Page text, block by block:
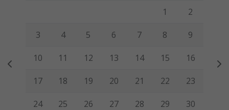
Viernes Sábado
1 2
3 4 5 6 7 8 9
10 11 12 13 14 15 16
17 18 19 20 21 22 23
24 25 26 27 28 29 30